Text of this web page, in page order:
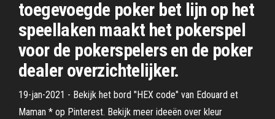
toegevoegde poker bet lijn op het
speellaken maakt het pokerspel
voor de pokerspelers en de poker
dealer overzichtelijker.
19-jan-2021 - Bekijk het bord "HEX code" van Edouard et
Maman * op Pinterest. Bekijk meer ideeën over kleur